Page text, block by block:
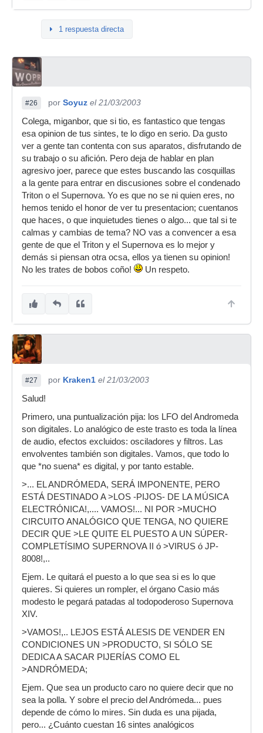
1 respuesta directa
#26 por Soyuz el 21/03/2003
Colega, miganbor, que si tio, es fantastico que tengas
esa opinion de tus sintes, te lo digo en serio. Da gusto
ver a gente tan contenta con sus aparatos, disfrutando de
su trabajo o su afición. Pero deja de hablar en plan
agresivo joer, parece que estes buscando las cosquillas
a la gente para entrar en discusiones sobre el condenado
Triton o el Supernova. Yo es que no se ni quien eres, no
hemos tenido el honor de ver tu presentacion; cuentanos
que haces, o que inquietudes tienes o algo... que tal si te
calmas y cambias de tema? NO vas a convencer a esa
gente de que el Triton y el Supernova es lo mejor y
demás si piensan otra ocsa, ellos ya tienen su opinion!
No les trates de bobos coño!
Un respeto.
#27 por Kraken1 el 21/03/2003
Salud!
Primero, una puntualización pija: los LFO del Andromeda
son digitales. Lo analógico de este trasto es toda la línea
de audio, efectos excluidos: osciladores y filtros. Las
envolventes también son digitales. Vamos, que todo lo
que *no suena* es digital, y por tanto estable.
>... EL ANDRÓMEDA, SERÁ IMPONENTE, PERO
ESTÁ DESTINADO A >LOS -PIJOS- DE LA MÚSICA
ELECTRÓNICA!,.... VAMOS!... NI POR >MUCHO
CIRCUITO ANALÓGICO QUE TENGA, NO QUIERE
DECIR QUE >LE QUITE EL PUESTO A UN SÚPER-
COMPLETÍSIMO SUPERNOVA II ó >VIRUS ó JP-
8008!,..
Ejem. Le quitará el puesto a lo que sea si es lo que
quieres. Si quieres un rompler, el órgano Casio más
modesto le pegará patadas al todopoderoso Supernova
XIV.
>VAMOS!,.. LEJOS ESTÁ ALESIS DE VENDER EN
CONDICIONES UN >PRODUCTO, SI SÓLO SE
DEDICA A SACAR PIJERÍAS COMO EL
>ANDRÓMEDA;
Ejem. Que sea un producto caro no quiere decir que no
sea la polla. Y sobre el precio del Andrómeda... pues
depende de cómo lo mires. Sin duda es una pijada,
pero... ¿Cuánto cuestan 16 sintes analógicos